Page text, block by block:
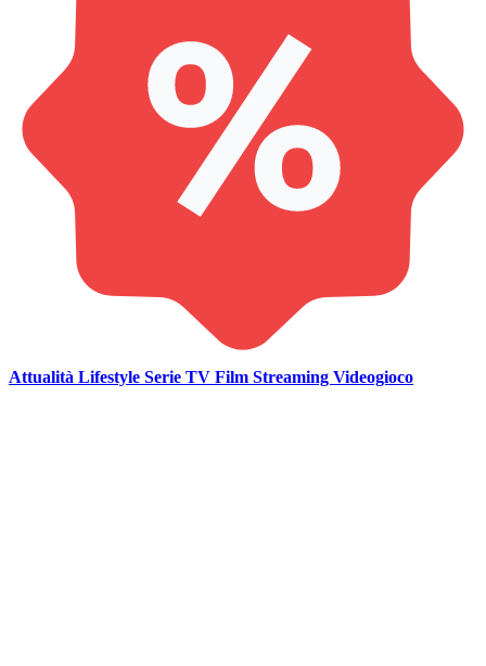
Attualità Lifestyle Serie TV Film Streaming Videogioco